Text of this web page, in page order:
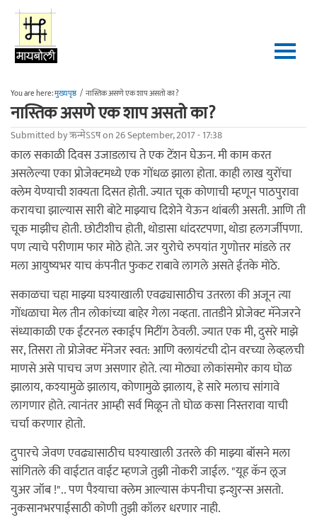
Skip to main content
You are here:मुख्यपृष्ठ / नास्तिक असणे एक शाप असतो का?
नास्तिक असणे एक शाप असतो का?
Submitted byऋन्मेऽऽषon 26 September, 2017 - 17:38
काल सकाळी दिवस उजाडलाच ते एक टेंशन घेऊन. मी काम करत
असलेल्या एका प्रोजेक्टमध्ये एक गोंधळ झाला होता. काही लाख युरोंचा
क्लेम येण्याची शक्यता दिसत होती. ज्यात चूक कोणाची म्हणून पाठपुरावा
करायचा झाल्यास सारी बोटे माझ्याच दिशेने येऊन थांबली असती. आणि ती
चूक माझीच होती. छोटीशीच होती, थोडासा धांदरटपणा, थोडा हलगर्जीपणा.
पण त्याचे परीणाम फार मोठे होते. जर युरोचे रुपयांत गुणोत्तर मांडले तर
मला आयुष्यभर याच कंपनीत फुकट राबावे लागले असते ईतके मोठे.
सकाळचा चहा माझ्या घश्याखाली एवढ्यासाठीच उतरला की अजून त्या
गोंधळाचा मेल तीन लोकांच्या बाहेर गेला नव्हता. तातडीने प्रोजेक्ट मॅनेजरने
संध्याकाळी एक ईंटरनल स्काईप मिटींग ठेवली. ज्यात एक मी, दुसरे माझे
सर, तिसरा तो प्रोजेक्ट मॅनेजर स्वत: आणि क्लायंटची दोन वरच्या लेव्हलची
माणसे असे पाचच जण असणार होते. त्या मोठ्या लोकांसमोर काय घोळ
झालाय, कश्यामुळे झालाय, कोणामुळे झालाय, हे सारे मलाच सांगावे
लागणार होते. त्यानंतर आम्ही सर्व मिळून तो घोळ कसा निस्तरावा याची
चर्चा करणार होतो.
दुपारचे जेवण एवढ्यासाठीच घश्याखाली उतरले की माझ्या बॉसने मला
सांगितले की वाईटात वाईट म्हणजे तुझी नोकरी जाईल. "यूह कॅन लूज
युअर जॉब !".. पण पैश्याचा क्लेम आल्यास कंपनीचा इन्शुरन्स असतो.
नुकसानभरपाईसाठी कोणी तुझी कॉलर धरणार नाही.